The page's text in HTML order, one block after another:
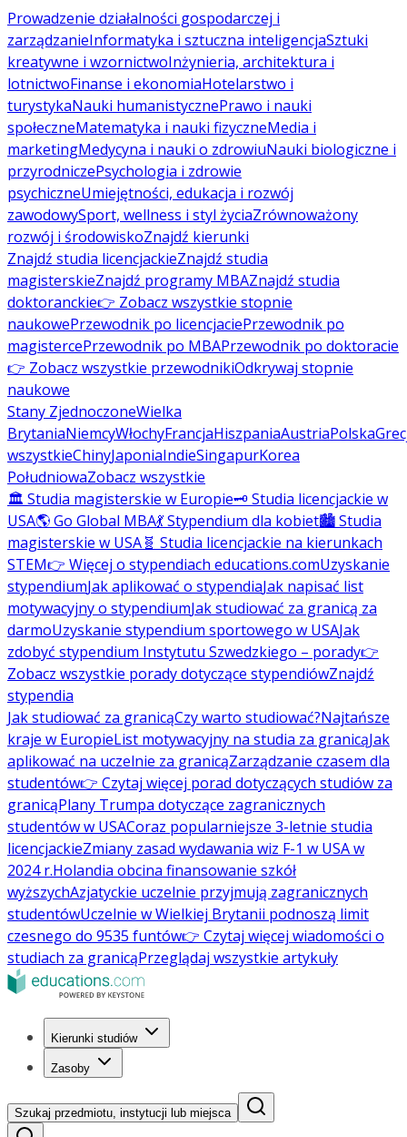
Prowadzenie działalności gospodarczej i
zarządzanieInformatyka i sztuczna inteligencjaSztuki
kreatywne i wzornictwoInżynieria, architektura i
lotnictwoFinanse i ekonomiaHotelarstwo i
turystykaNauki humanistycznePrawo i nauki
społeczneMatematyka i nauki fizyczneMedia i
marketingMedycyna i nauki o zdrowiuNauki biologiczne i
przyrodniczePsychologia i zdrowie
psychiczneUmiejętności, edukacja i rozwój
zawodowySport, wellness i styl życiaZrównoważony
rozwój i środowiskoZnajdź kierunki
Znajdź studia licencjackieZnajdź studia
magisterskieZnajdź programy MBAZnajdź studia
doktoranckie👉 Zobacz wszystkie stopnie
naukowePrzewodnik po licencjaciePrzewodnik po
magistercePrzewodnik po MBAPrzewodnik po doktoracie
👉 Zobacz wszystkie przewodnikiOdkrywaj stopnie
naukowe
Stany ZjednoczoneWielka
BrytaniaNiemcyWłochyFrancjaHiszpaniaAustriaPolska
wszystkieChinyJaponiaIndieSingapurKorea
PołudniowaZobacz wszystkie
🏛️ Studia magisterskie w Europie🗝️ Studia licencjackie w
USA🌎 Go Global MBA💃 Stypendium dla kobiet🏙️ Studia
magisterskie w USA🧬 Studia licencjackie na kierunkach
STEM👉 Więcej o stypendiach educations.comUzyskanie
stypendiumJak aplikować o stypendiaJak napisać list
motywacyjny o stypendiumJak studiować za granicą za
darmoUzyskanie stypendium sportowego w USAJak
zdobyć stypendium Instytutu Szwedzkiego – porady👉
Zobacz wszystkie porady dotyczące stypendiówZnajdź
stypendia
Jak studiować za granicąCzy warto studiować?Najtańsze
kraje w EuropieList motywacyjny na studia za granicąJak
aplikować na uczelnie za granicąZarządzanie czasem dla
studentów👉 Czytaj więcej porad dotyczących studiów za
granicąPlany Trumpa dotyczące zagranicznych
studentów w USACoraz popularniejsze 3-letnie studia
licencjackieZmiany zasad wydawania wiz F-1 w USA w
2024 r.Holandia obcina finansowanie szkół
wyższychAzjatyckie uczelnie przyjmują zagranicznych
studentówUczelnie w Wielkiej Brytanii podnoszą limit
czesnego do 9535 funtów👉 Czytaj więcej wiadomości o
studiach za granicąPrzeglądaj wszystkie artykuły
Kierunki studiów
Zasoby
Szukaj przedmiotu, instytucji lub miejsca